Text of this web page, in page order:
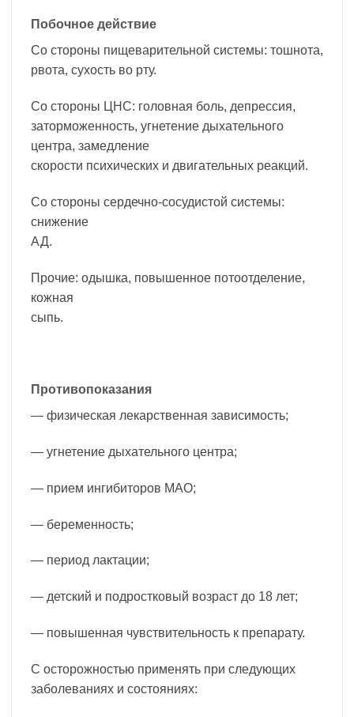
Побочное действие
Со стороны пищеварительной системы: тошнота,
рвота, сухость во рту.
Со стороны ЦНС: головная боль, депрессия,
заторможенность, угнетение дыхательного
центра, замедление
скорости психических и двигательных реакций.
Со стороны сердечно-сосудистой системы:
снижение
АД.
Прочие: одышка, повышенное потоотделение,
кожная
сыпь.
Противопоказания
— физическая лекарственная зависимость;
— угнетение дыхательного центра;
— прием ингибиторов МАО;
— беременность;
— период лактации;
— детский и подростковый возраст до 18 лет;
— повышенная чувствительность к препарату.
С осторожностью применять при следующих
заболеваниях и состояниях: